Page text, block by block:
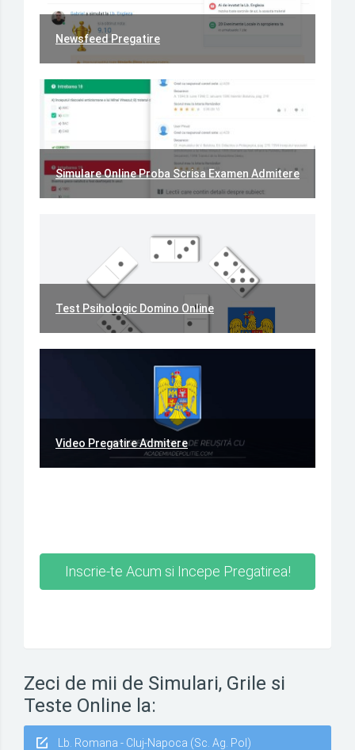
Newsfeed Pregatire
Simulare Online Proba Scrisa Examen Admitere
Test Psihologic Domino Online
Video Pregatire Admitere
Inscrie-te Acum si Incepe Pregatirea!
Zeci de mii de Simulari, Grile si
Teste Online la:
Lb. Romana - Cluj-Napoca (Sc. Ag. Pol)